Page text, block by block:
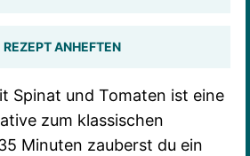
REZEPT ANHEFTEN
Spinat und Tomaten ist eine
zum klassischen
Minuten zauberst du ein